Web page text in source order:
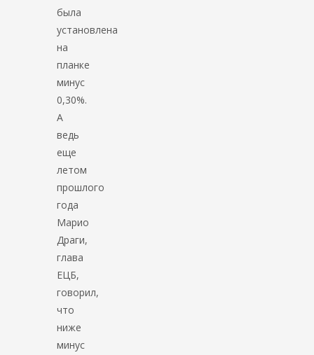
была
установлена
на
планке
минус
0,30%.
А
ведь
еще
летом
прошлого
года
Марио
Драги,
глава
ЕЦБ,
говорил,
что
ниже
минус